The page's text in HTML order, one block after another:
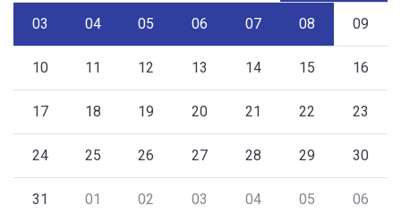
03 04 05 06 07 08 09
10 11 12 13 14 15 16
17 18 19 20 21 22 23
24 25 26 27 28 29 30
31 01 02 03 04 05 06